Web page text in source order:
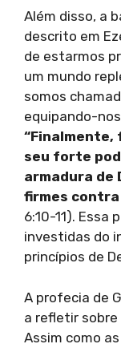
Além disso, a
descrito em
de estarmos
um mundo
somos
equipando-
“Finalmente,
seu forte
armadura de
firmes contra
6:10-11). Essa
investidas do
princípios de
A profecia de
a refletir sobre
Assim como